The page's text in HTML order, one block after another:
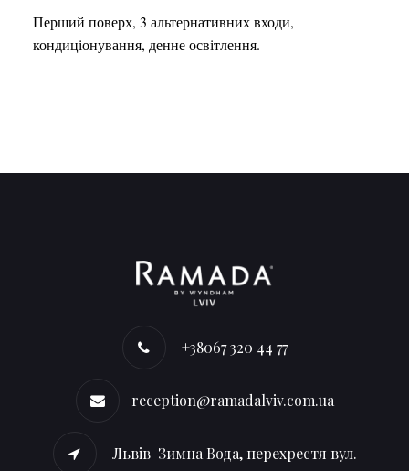
Перший поверх, 3 альтернативних входи,
кондиціонування, денне освітлення.
+38067 320 44 77
reception@ramadalviv.com.ua
Львів-Зимна Вода, перехрестя вул.